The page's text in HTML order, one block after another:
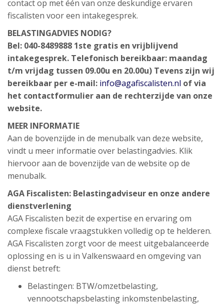
contact op met één van onze deskundige ervaren
fiscalisten voor een intakegesprek.
BELASTINGADVIES NODIG?
Bel: 040-8489888 1ste gratis en vrijblijvend
intakegesprek. Telefonisch bereikbaar: maandag
t/m vrijdag tussen 09.00u en 20.00u) Tevens zijn wij
bereikbaar per e-mail: info@agafiscalisten.nl of via
het contactformulier aan de rechterzijde van onze
website.
MEER INFORMATIE
Aan de bovenzijde in de menubalk van deze website,
vindt u meer informatie over belastingadvies. Klik
hiervoor aan de bovenzijde van de website op de
menubalk.
AGA Fiscalisten: Belastingadviseur en onze andere
dienstverlening
AGA Fiscalisten bezit de expertise en ervaring om
complexe fiscale vraagstukken volledig op te helderen.
AGA Fiscalisten zorgt voor de meest uitgebalanceerde
oplossing en is u in Valkenswaard en omgeving van
dienst betreft:
Belastingen: BTW/omzetbelasting,
vennootschapsbelasting inkomstenbelasting,